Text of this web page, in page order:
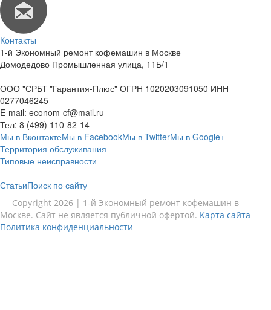
Контакты
1-й Экономный ремонт кофемашин в Москве
Домодедово Промышленная улица, 11Б/1
ООО "СРБТ "Гарантия-Плюс" ОГРН 1020203091050 ИНН
0277046245
E-mail: econom-cf@mail.ru
Тел: 8 (499) 110-82-14
Мы в ВконтактеМы в FacebookМы в TwitterМы в Google+
Территория обслуживания
Типовые неисправности
СтатьиПоиск по сайту
Copyright 2026 | 1-й Экономный ремонт кофемашин в
Москве. Сайт не является публичной офертой. Карта сайта
Политика конфиденциальности